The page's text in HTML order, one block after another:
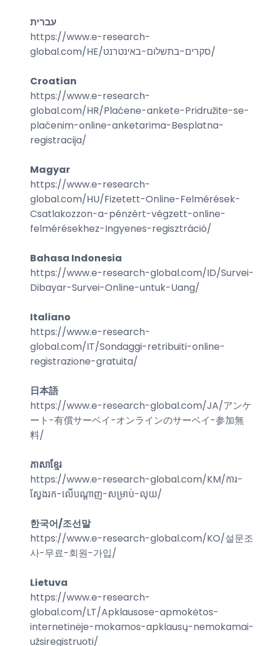
עברית
https://www.e-research-
global.com/
HE/סקרים-בתשלום-באינטרנט/
Croatian
https://www.e-research-
global.com/HR/Plaćene-ankete-Pridružite-se-
plaćenim-online-anketarima-Besplatna-
registracija/
Magyar
https://www.e-research-
global.com/HU/Fizetett-Online-Felmérések-
Csatlakozzon-a-pénzért-végzett-online-
felmérésekhez-Ingyenes-regisztráció/
Bahasa Indonesia
https://www.e-research-global.com/ID/Survei-
Dibayar-Survei-Online-untuk-Uang/
Italiano
https://www.e-research-
global.com/IT/Sondaggi-retribuiti-online-
registrazione-gratuita/
日本語
https://www.e-research-global.com/JA/アンケ
ート-有償サーベイ-オンラインのサーベイ-参加無
料/
ភាសាខ្មែរ
https://www.e-research-global.com/KM/ការ-
ស្វែងរក-លើបណ្តាញ-សម្រាប់-លុយ/
한국어/조선말
https://www.e-research-global.com/KO/설문조
사-무료-회원-가입/
Lietuva
https://www.e-research-
global.com/LT/Apklausose-apmokėtos-
internetinėje-mokamos-apklausų-nemokamai-
užsiregistruoti/